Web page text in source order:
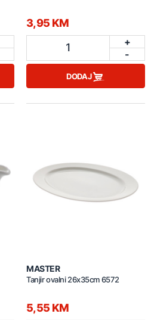
3,95 KM
1
+
-
DODAJ
MASTER
Tanjir ovalni 26x35cm 6572
5,55 KM